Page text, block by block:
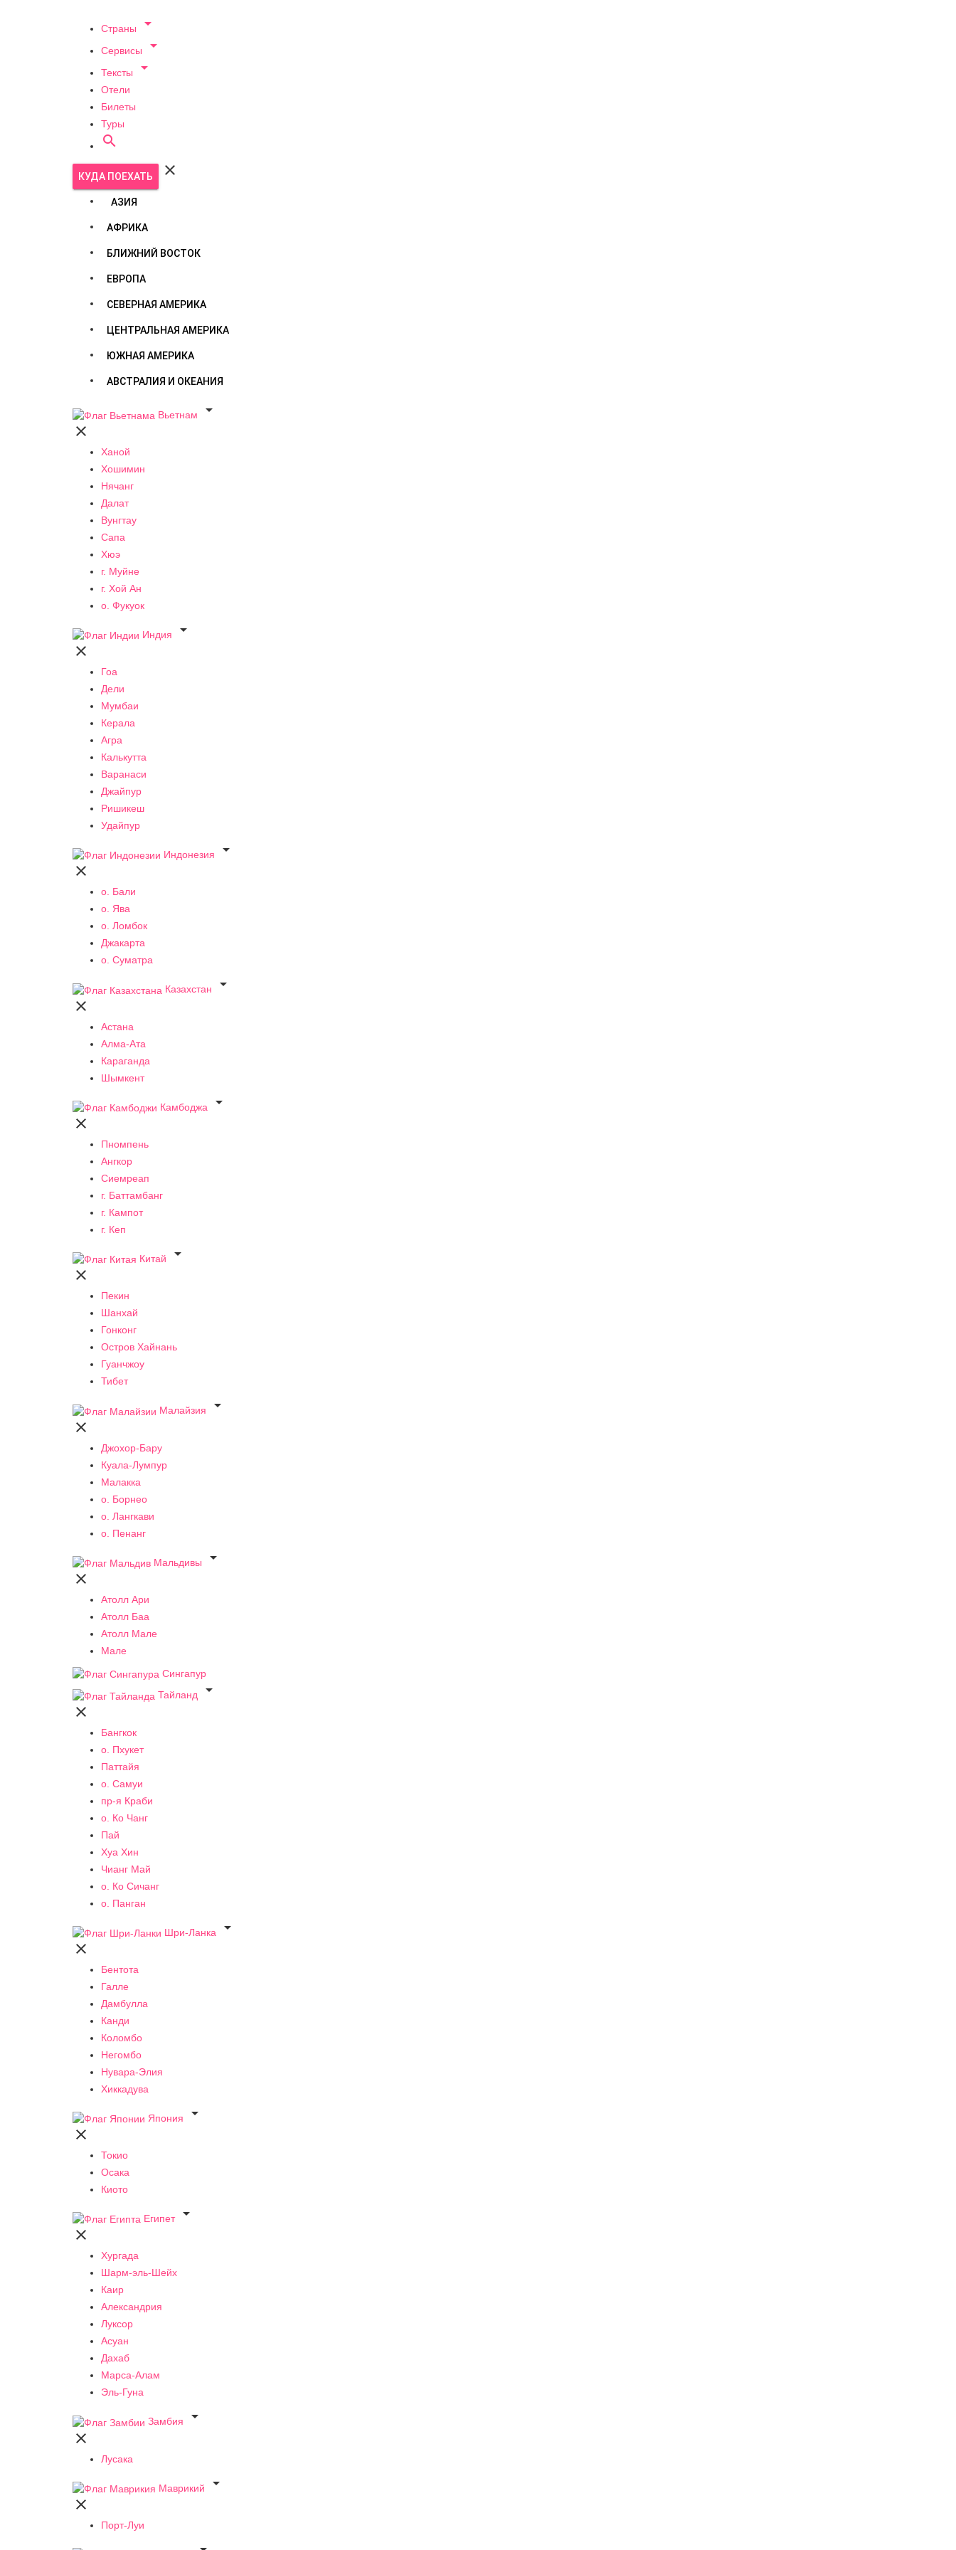
Страны 
Сервисы 
Тексты 
Отели
Билеты
Туры

КУДА ПОЕХАТЬ 
АЗИЯ
АФРИКА
БЛИЖНИЙ ВОСТОК
ЕВРОПА
СЕВЕРНАЯ АМЕРИКА
ЦЕНТРАЛЬНАЯ АМЕРИКА
ЮЖНАЯ АМЕРИКА
АВСТРАЛИЯ И ОКЕАНИЯ
Вьетнам


Ханой
Хошимин
Нячанг
Далат
Вунгтау
Сапа
Хюэ
г. Муйне
г. Хой Ан
о. Фукуок
Индия


Гоа
Дели
Мумбаи
Керала
Агра
Калькутта
Варанаси
Джайпур
Ришикеш
Удайпур
Индонезия


о. Бали
о. Ява
о. Ломбок
Джакарта
о. Суматра
Казахстан


Астана
Алма-Ата
Караганда
Шымкент
Камбоджа


Пномпень
Ангкор
Сиемреап
г. Баттамбанг
г. Кампот
г. Кеп
Китай


Пекин
Шанхай
Гонконг
Остров Хайнань
Гуанчжоу
Тибет
Малайзия


Джохор-Бару
Куала-Лумпур
Малакка
о. Борнео
о. Лангкави
о. Пенанг
Мальдивы


Атолл Ари
Атолл Баа
Атолл Мале
Мале
Сингапур
Тайланд


Бангкок
о. Пхукет
Паттайя
о. Самуи
пр-я Краби
о. Ко Чанг
Пай
Хуа Хин
Чианг Май
о. Ко Сичанг
о. Панган
Шри-Ланка


Бентота
Галле
Дамбулла
Канди
Коломбо
Негомбо
Нувара-Элия
Хиккадува
Япония


Токио
Осака
Киото
Египет


Хургада
Шарм-эль-Шейх
Каир
Александрия
Луксор
Асуан
Дахаб
Марса-Алам
Эль-Гуна
Замбия


Лусака
Маврикий


Порт-Луи